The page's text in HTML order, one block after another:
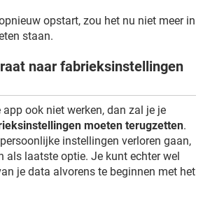
opstart, zou het nu niet meer in
staan.
naar fabrieksinstellingen
ook niet werken, dan zal je je
moeten terugzetten.
instellingen verloren gaan,
als laatste optie. Je kunt echter wel
je data alvorens te beginnen met het